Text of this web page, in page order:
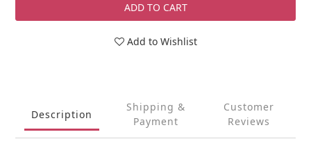
ADD TO CART
Add to Wishlist
Description
Shipping &
Payment
Customer
Reviews